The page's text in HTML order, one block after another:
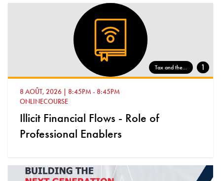
Tax and the... 1
8 AOÛT, 2026 | 8:45PM - 8:45PM
ONLINECOURSE
Illicit Financial Flows - Role of
Professional Enablers